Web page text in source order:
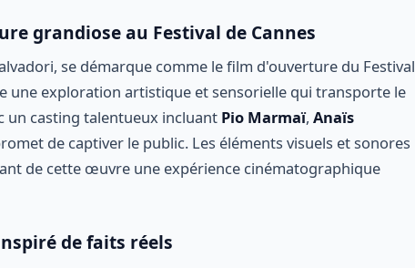
grandiose au Festival de Cannes
se démarque comme le film d'ouverture du Festival
une exploration artistique et sensorielle qui transporte le
un casting talentueux incluant Pio Marmaï, Anaïs
de captiver le public. Les éléments visuels et sonores
de cette œuvre une expérience cinématographique
de faits réels